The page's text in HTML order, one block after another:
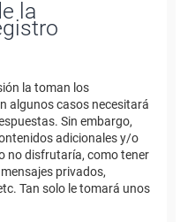
la
la toman los
algunos casos necesitará
Sin embargo,
adicionales y/o
no disfrutaría, como tener
privados,
Tan solo le tomará unos